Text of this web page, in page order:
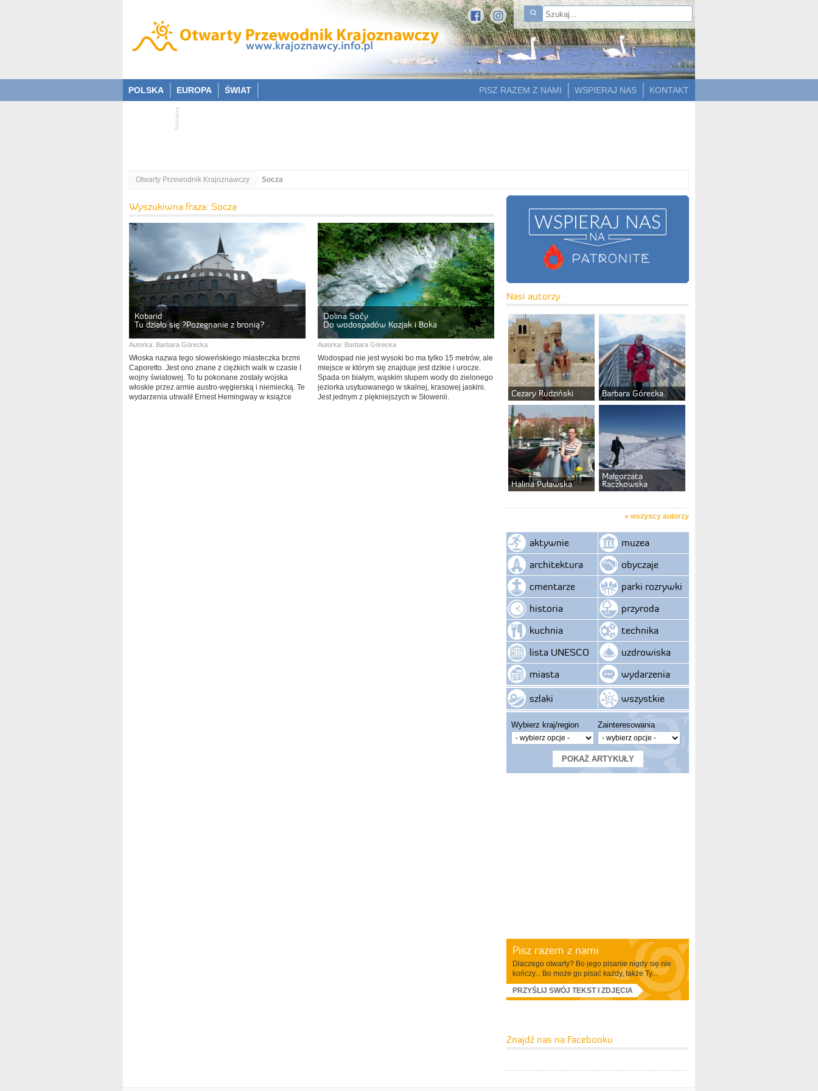
POLSKA EUROPA ŚWIAT KONTAKT
WSPIERAJ NAS
PISZ RAZEM Z NAMI
Otwarty Przewodnik Krajoznawczy Socza
Wyszukiwna fraza: Socza
Kobarid
Tu działo się ?Pożegnanie z bronią?
Autorka: Barbara Górecka
Włoska nazwa tego słoweńskiego miasteczka brzmi
Caporetto. Jest ono znane z ciężkich walk w czasie I
wojny światowej. To tu pokonane zostały wojska
włoskie przez armie austro-węgierską i niemiecką. Te
wydarzenia utrwalił Ernest Hemingway w książce
Dolina Sočy
Do wodospadów Kozjak i Boka
Autorka: Barbara Górecka
Wodospad nie jest wysoki bo ma tylko 15 metrów, ale
miejsce w którym się znajduje jest dzikie i urocze.
Spada on białym, wąskim słupem wody do zielonego
jeziorka usytuowanego w skalnej, krasowej jaskini.
Jest jednym z piękniejszych w Słowenii.
Nasi autorzy
Cezary Rudziński Barbara Górecka
Halina Puławska
Małgorzata
Raczkowska
» wszyscy autorzy
aktywnie
architektura
cmentarze
historia
kuchnia
lista UNESCO
miasta
szlaki
muzea
obyczaje
parki rozrywki
przyroda
technika
uzdrowiska
wydarzenia
wszystkie
Wybierz kraj/region Zainteresowania
Pisz razem z nami
Dlaczego otwarty? Bo jego pisanie nigdy się nie
kończy... Bo może go pisać każdy, także Ty...
PRZYŚLIJ SWÓJ TEKST I ZDJĘCIA
Znajdź nas na Facebooku